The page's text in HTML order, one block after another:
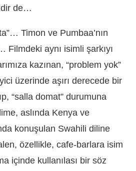
de…
Timon ve Pumbaa’nın
aynı isimli şarkıyı
kazınan, “problem yok”
üzerinde aşırı derecede bir
“salla domat” durumuna
aslında Kenya ve
konuşulan Swahili diline
özellikle, cafe-barlara isim
içinde kullanılası bir söz